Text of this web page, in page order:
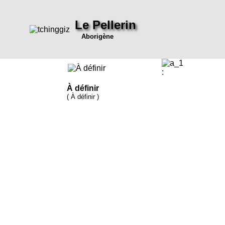
Le Pellerin
Aborigène
À définir
( À définir )
: